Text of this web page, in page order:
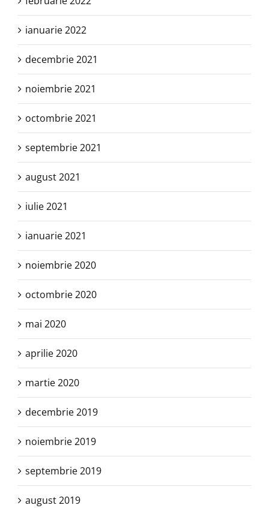
ianuarie 2022
decembrie 2021
noiembrie 2021
octombrie 2021
septembrie 2021
august 2021
iulie 2021
ianuarie 2021
noiembrie 2020
octombrie 2020
mai 2020
aprilie 2020
martie 2020
decembrie 2019
noiembrie 2019
septembrie 2019
august 2019